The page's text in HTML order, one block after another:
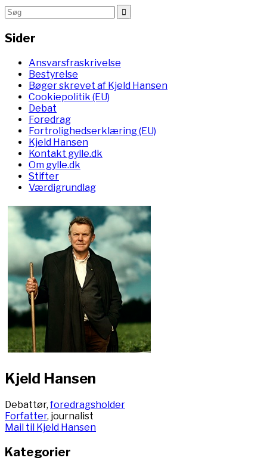
Sider
Ansvarsfraskrivelse
Bestyrelse
Bøger skrevet af Kjeld Hansen
Cookiepolitik (EU)
Debat
Foredrag
Fortrolighedserklæring (EU)
Kjeld Hansen
Kontakt gylle.dk
Om gylle.dk
Stifter
Værdigrundlag
Kjeld Hansen
Debattør,foredragsholder
Forfatter, journalist
Mail til Kjeld Hansen
Kategorier